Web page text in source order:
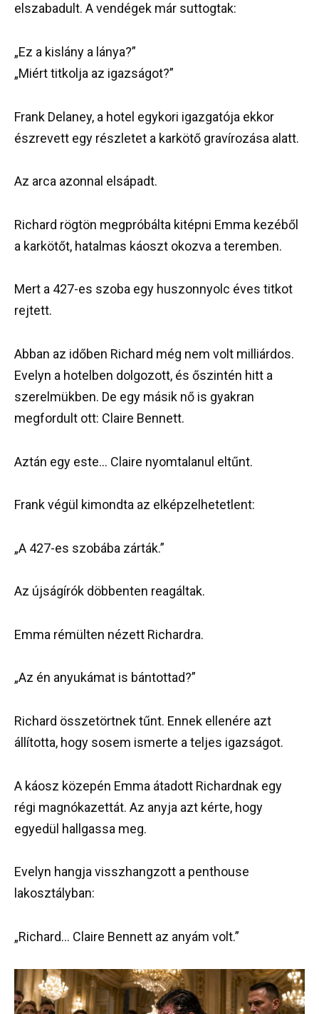
elszabadult. A vendégek már suttogtak:
„Ez a kislány a lánya?”
„Miért titkolja az igazságot?”
Frank Delaney, a hotel egykori igazgatója ekkor
észrevett egy részletet a karkötő gravírozása alatt.
Az arca azonnal elsápadt.
Richard rögtön megpróbálta kitépni Emma kezéből
a karkötőt, hatalmas káoszt okozva a teremben.
Mert a 427-es szoba egy huszonnyolc éves titkot
rejtett.
Abban az időben Richard még nem volt milliárdos.
Evelyn a hotelben dolgozott, és őszintén hitt a
szerelmükben. De egy másik nő is gyakran
megfordult ott: Claire Bennett.
Aztán egy este… Claire nyomtalanul eltűnt.
Frank végül kimondta az elképzelhetetlent:
„A 427-es szobába zárták.”
Az újságírók döbbenten reagáltak.
Emma rémülten nézett Richardra.
„Az én anyukámat is bántottad?”
Richard összetörtnek tűnt. Ennek ellenére azt
állította, hogy sosem ismerte a teljes igazságot.
A káosz közepén Emma átadott Richardnak egy
régi magnókazettát. Az anyja azt kérte, hogy
egyedül hallgassa meg.
Evelyn hangja visszhangzott a penthouse
lakosztályban:
„Richard… Claire Bennett az anyám volt.”